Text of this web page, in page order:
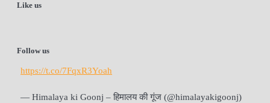
Like us
Follow us
https://t.co/7FqxR3Yoah
— Himalaya ki Goonj – हिमालय की गूंज (@himalayakigoonj)